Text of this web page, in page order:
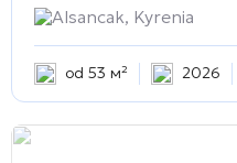
Alsancak, Kyrenia
od 53 м² 2026